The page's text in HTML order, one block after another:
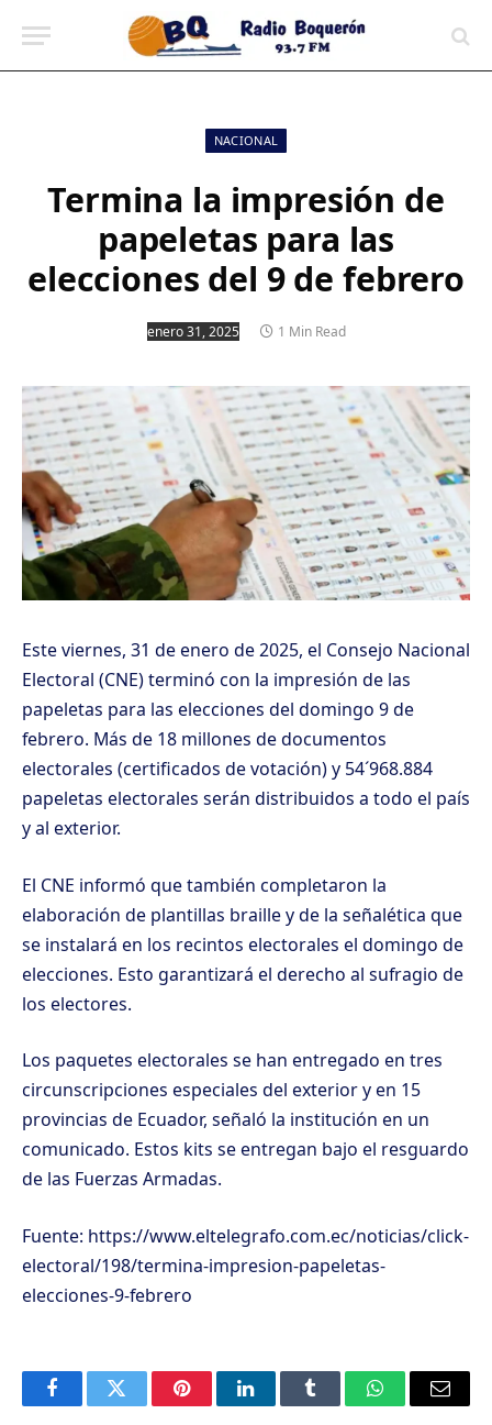
NACIONAL
Termina la impresión de
papeletas para las
elecciones del 9 de febrero
enero 31, 2025 1 Min Read
Este viernes, 31 de enero de 2025, el Consejo Nacional
Electoral (CNE) terminó con la impresión de las
papeletas para las elecciones del domingo 9 de
febrero. Más de 18 millones de documentos
electorales (certificados de votación) y 54´968.884
papeletas electorales serán distribuidos a todo el país
y al exterior.
El CNE informó que también completaron la
elaboración de plantillas braille y de la señalética que
se instalará en los recintos electorales el domingo de
elecciones. Esto garantizará el derecho al sufragio de
los electores.
Los paquetes electorales se han entregado en tres
circunscripciones especiales del exterior y en 15
provincias de Ecuador, señaló la institución en un
comunicado. Estos kits se entregan bajo el resguardo
de las Fuerzas Armadas.
Fuente: https://www.eltelegrafo.com.ec/noticias/click-
electoral/198/termina-impresion-papeletas-
elecciones-9-febrero
FacebookTwitter PinterestLinkedInTumblr WhatsAppEmail